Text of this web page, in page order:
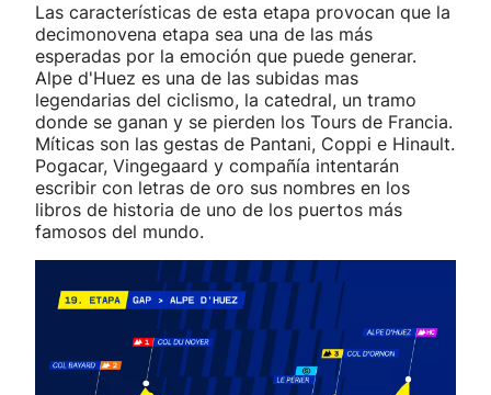
Las características de esta etapa provocan que la
decimonovena etapa sea una de las más
esperadas por la emoción que puede generar.
Alpe d'Huez es una de las subidas mas
legendarias del ciclismo, la catedral, un tramo
donde se ganan y se pierden los Tours de Francia.
Míticas son las gestas de Pantani, Coppi e Hinault.
Pogacar, Vingegaard y compañía intentarán
escribir con letras de oro sus nombres en los
libros de historia de uno de los puertos más
famosos del mundo.